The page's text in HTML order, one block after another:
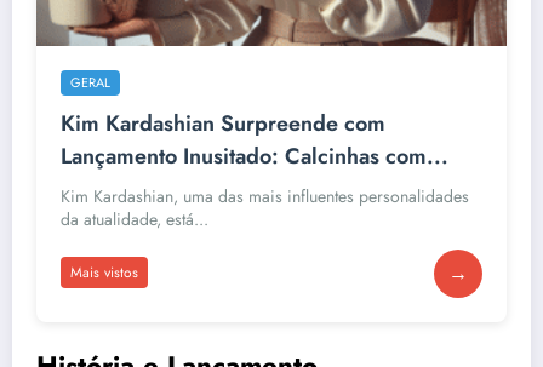
GERAL
Kim Kardashian Surpreende com
Lançamento Inusitado: Calcinhas com...
Kim Kardashian, uma das mais influentes personalidades
da atualidade, está...
Mais vistos →